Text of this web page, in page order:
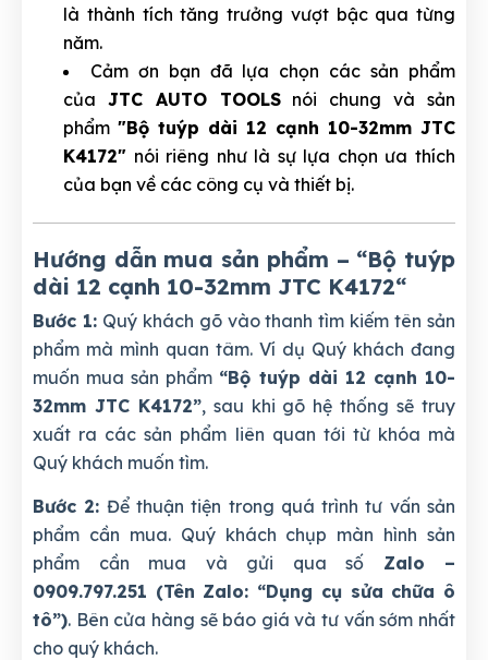
là thành tích tăng trưởng vượt bậc qua từng
năm.
Cảm ơn bạn đã lựa chọn các sản phẩm
của JTC AUTO TOOLSnói chung và sản
phẩm "Bộ tuýp dài 12 cạnh 10-32mm JTC
K4172" nói riêng như là sự lựa chọn ưa thích
của bạn về các công cụ và thiết bị.
Hướng dẫn mua sản phẩm – “Bộ tuýp
dài 12 cạnh 10-32mm JTC K4172“
Bước 1:Quý khách gõ vào thanh tìm kiếm tên sản
phẩm mà mình quan tâm. Ví dụ Quý khách đang
muốn mua sản phẩm “Bộ tuýp dài 12 cạnh 10-
32mm JTC K4172”, sau khi gõ hệ thống sẽ truy
xuất ra các sản phẩm liên quan tới từ khóa mà
Quý khách muốn tìm.
Bước 2: Để thuận tiện trong quá trình tư vấn sản
phẩm cần mua. Quý khách chụp màn hình sản
phẩm cần mua và gửi qua số Zalo –
0909.797.251 (Tên Zalo: “Dụng cụ sửa chữa ô
tô”). Bên cửa hàng sẽ báo giá và tư vấn sớm nhất
cho quý khách.